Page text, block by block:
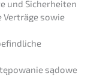
und Sicherheiten
sowie
sądowe